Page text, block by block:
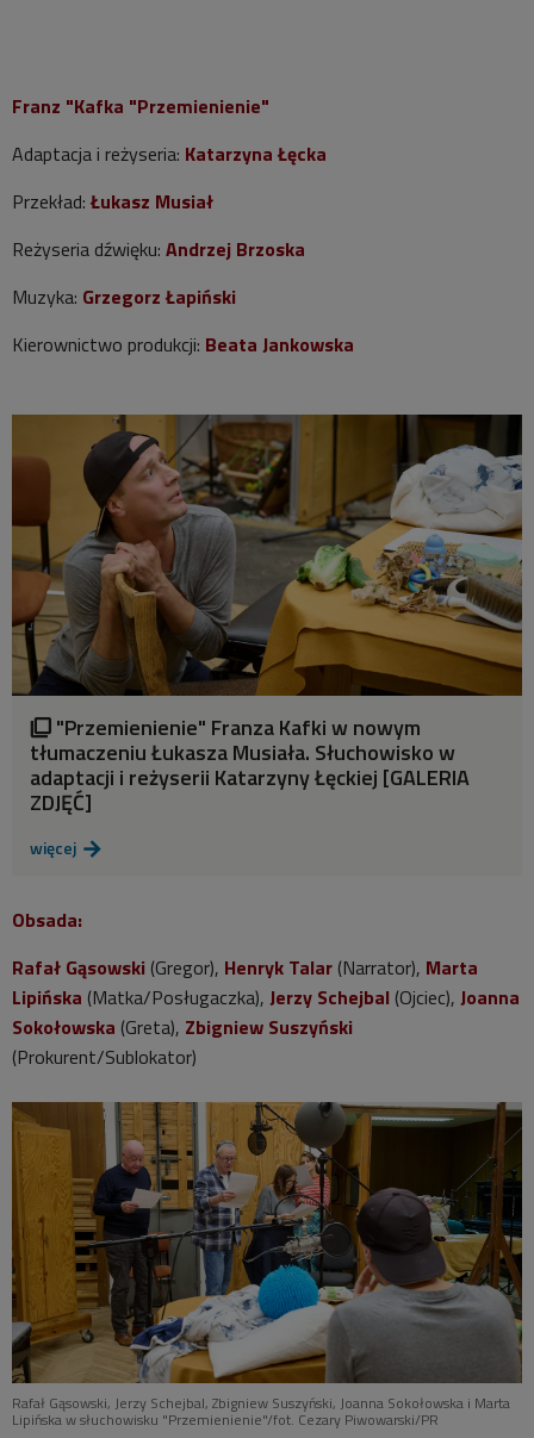
Franz "Kafka "Przemienienie"
Adaptacja i reżyseria: Katarzyna Łęcka
Przekład: Łukasz Musiał
Reżyseria dźwięku: Andrzej Brzoska
Muzyka: Grzegorz Łapiński
Kierownictwo produkcji: Beata Jankowska
 "Przemienienie" Franza Kafki w nowym
tłumaczeniu Łukasza Musiała. Słuchowisko w
adaptacji i reżyserii Katarzyny Łęckiej [GALERIA
ZDJĘĆ]
więcej 
Obsada:
Rafał Gąsowski (Gregor), Henryk Talar (Narrator), Marta
Lipińska (Matka/Posługaczka), Jerzy Schejbal (Ojciec), Joanna
Sokołowska (Greta), Zbigniew Suszyński
(Prokurent/Sublokator)
Rafał Gąsowski, Jerzy Schejbal, Zbigniew Suszyński, Joanna Sokołowska i Marta
Lipińska w słuchowisku "Przemienienie"/fot. Cezary Piwowarski/PR